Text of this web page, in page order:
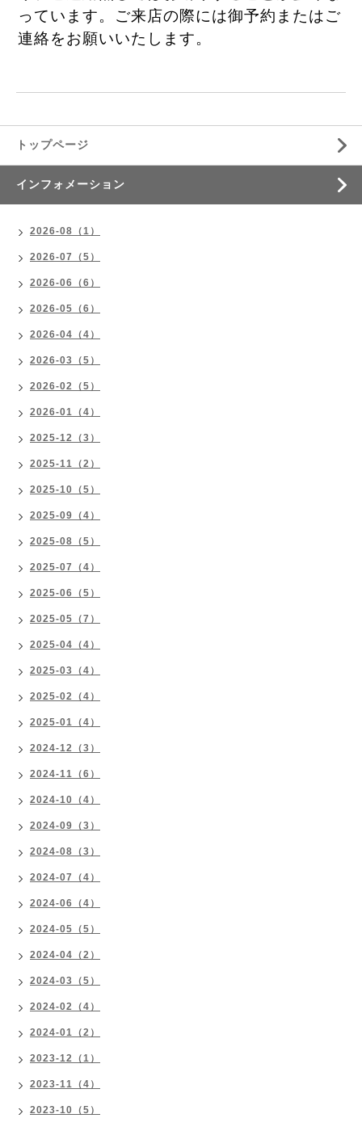
っています。ご来店の際には御予約またはご
連絡をお願いいたします。
トップページ
インフォメーション
2026-08（1）
2026-07（5）
2026-06（6）
2026-05（6）
2026-04（4）
2026-03（5）
2026-02（5）
2026-01（4）
2025-12（3）
2025-11（2）
2025-10（5）
2025-09（4）
2025-08（5）
2025-07（4）
2025-06（5）
2025-05（7）
2025-04（4）
2025-03（4）
2025-02（4）
2025-01（4）
2024-12（3）
2024-11（6）
2024-10（4）
2024-09（3）
2024-08（3）
2024-07（4）
2024-06（4）
2024-05（5）
2024-04（2）
2024-03（5）
2024-02（4）
2024-01（2）
2023-12（1）
2023-11（4）
2023-10（5）